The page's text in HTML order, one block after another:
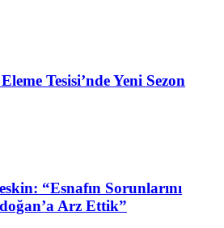
Tesisi’nde Yeni Sezon
“Esnafın Sorunlarını
Arz Ettik”